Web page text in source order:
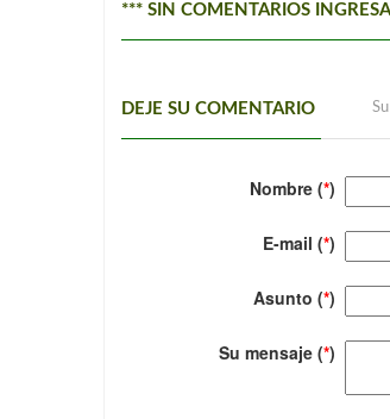
*** SIN COMENTARIOS
DEJE SU COMENTARIO
Nombre (*)
E-mail (*)
Asunto (*)
Su mensaje (*)